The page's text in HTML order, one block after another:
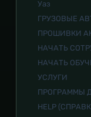
Уаз
ГРУЗОВЫЕ
ПРОШИВКИ
НАЧАТЬ
НАЧАТЬ
УСЛУГИ
ПРОГРАММЫ
HELP